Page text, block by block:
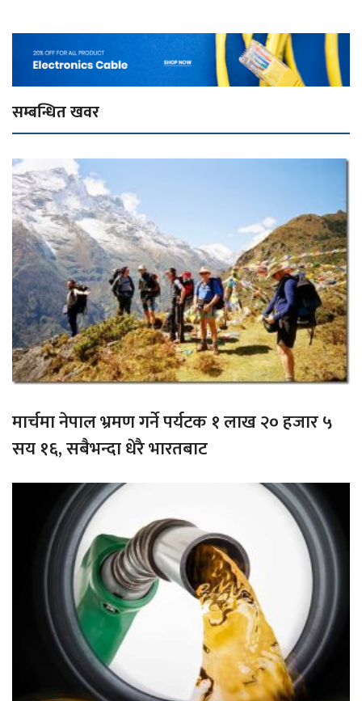
सम्बन्धित खवर
मार्चमा नेपाल भ्रमण गर्ने पर्यटक १ लाख २० हजार ५
सय १६, सबैभन्दा धेरै भारतबाट